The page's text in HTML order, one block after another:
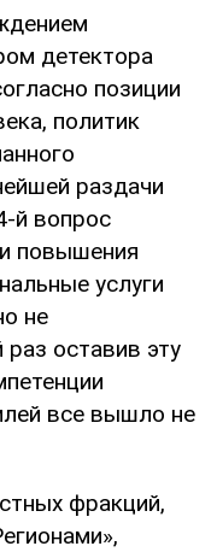
детектора
позиции
политик
раздачи
й вопрос
повышения
услуги
не
оставив эту
все вышло не
фракций,